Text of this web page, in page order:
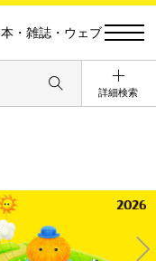
本・雑誌・ウェブ
詳細検索